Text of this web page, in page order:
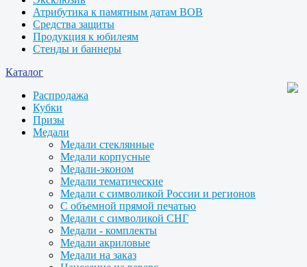
Атрибутика к памятным датам ВОВ
Средства защиты
Продукция к юбилеям
Стенды и баннеры
Каталог
Распродажа
Кубки
Призы
Медали
Медали стеклянные
Медали корпусные
Медали-эконом
Медали тематические
Медали с символикой России и регионов
С объемной прямой печатью
Медали с символикой СНГ
Медали - комплекты
Медали акриловые
Медали на заказ